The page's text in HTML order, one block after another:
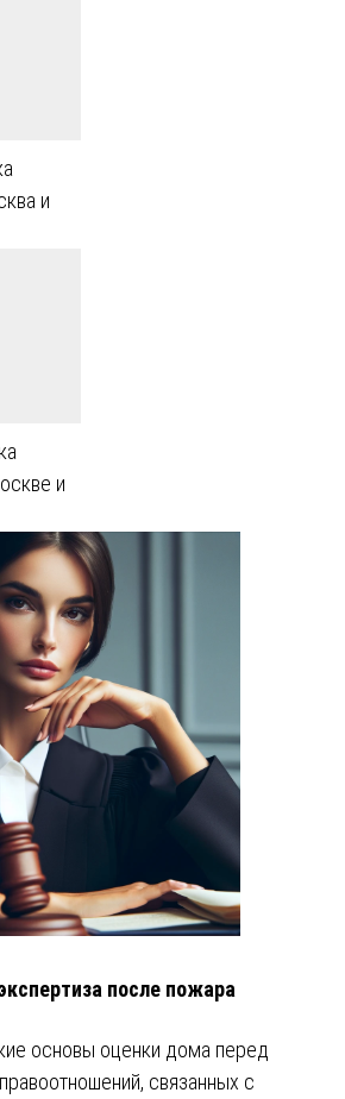
и
и
после пожара
основы оценки дома перед
связанных с